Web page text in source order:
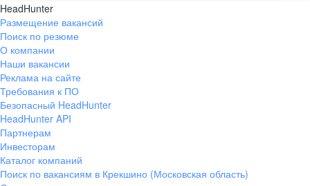
HeadHunter
Размещение вакансий
Поиск по резюме
О компании
Наши вакансии
Реклама на сайте
Требования к ПО
Безопасный HeadHunter
HeadHunter API
Партнерам
Инвесторам
Каталог компаний
Поиск по вакансиям в Крекшино (Московская область)